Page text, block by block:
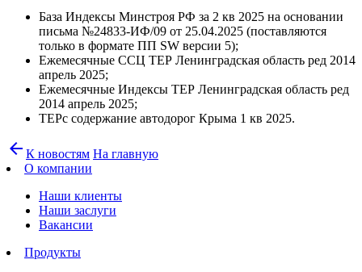
База Индексы Минстроя РФ за 2 кв 2025 на основании
письма №24833-ИФ/09 от 25.04.2025 (поставляются
только в формате ПП SW версии 5);
Ежемесячные ССЦ ТЕР Ленинградская область ред 2014
апрель 2025;
Ежемесячные Индексы ТЕР Ленинградская область ред
2014 апрель 2025;
ТЕРс содержание автодорог Крыма 1 кв 2025.
arrow_back К новостям На главную
О компании
Наши клиенты
Наши заслуги
Вакансии
Продукты